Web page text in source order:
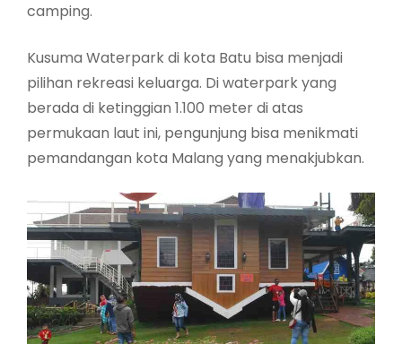
camping.
Kusuma Waterpark di kota Batu bisa menjadi
pilihan rekreasi keluarga. Di waterpark yang
berada di ketinggian 1.100 meter di atas
permukaan laut ini, pengunjung bisa menikmati
pemandangan kota Malang yang menakjubkan.